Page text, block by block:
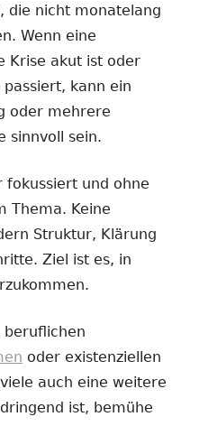
die nicht monatelang
Wenn eine
Krise akut ist oder
kann ein
oder mehrere
sinnvoll sein.
und ohne
Thema. Keine
Struktur, Klärung
Ziel ist es, in
beruflichen
oder existenziellen
auch eine weitere
ist, bemühe